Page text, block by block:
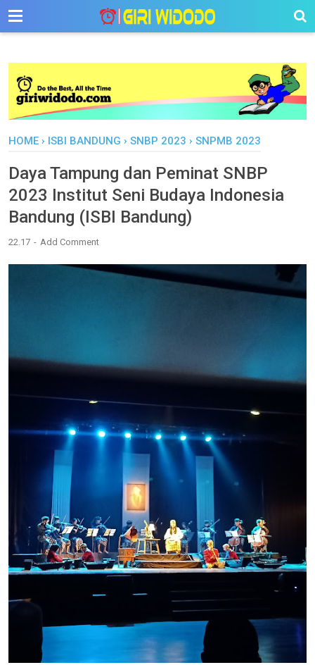
-->
HOME › ISBI BANDUNG › SNBP 2023 › SNPMB 2023
Daya Tampung dan Peminat SNBP
2023 Institut Seni Budaya Indonesia
Bandung (ISBI Bandung)
22.17 Add Comment